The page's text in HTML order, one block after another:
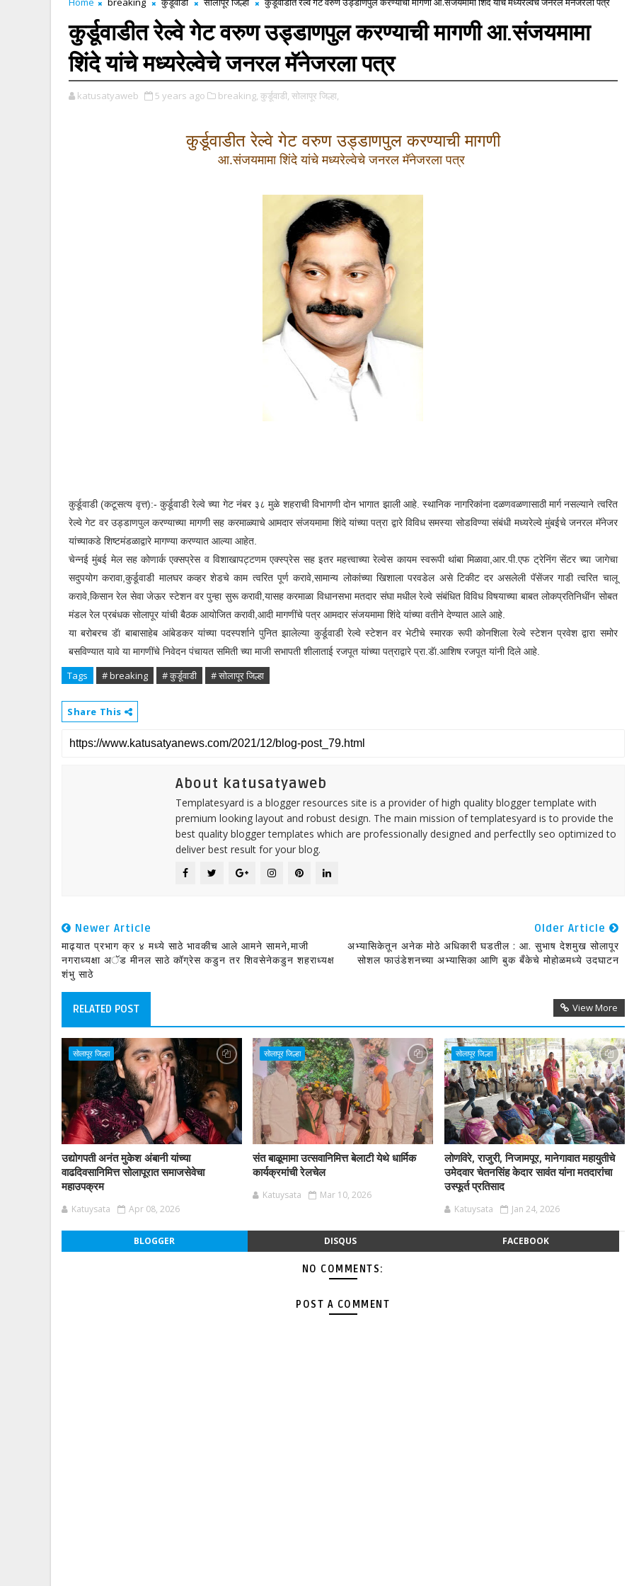
कुर्डूवाडीत रेल्वे गेट वरुण उड्डाणपुल करण्याची मागणी आ.संजयमामा
शिंदे यांचे मध्यरेल्वेचे जनरल मॅनेजरला पत्र
katusatyaweb 5 years ago breaking, कुर्डूवाडी, सोलापूर जिल्हा,
कुर्डूवाडीत रेल्वे गेट वरुणउड्डाणपुलकरण्याची मागणी
आ.संजयमामा शिंदे यांचे मध्यरेल्वेचे जनरल मॅनेजरला पत्र
कुर्डूवाडी (कटूसत्य वृत्त):- कुर्डूवाडीरेल्वे च्या गेट नंबर ३८ मुळे शहराची विभागणी दोन भागात झाली आहे. स्थानिक नागरिकांना दळणवळणासाठी मार्ग नसल्याने त्वरित
रेल्वे गेट वर उड्डाणपुल करण्याच्या मागणी सह करमाळ्याचे आमदार संजयमामा शिंदे यांच्यापत्रा द्वारेविविध समस्या सोडविण्या संबंधी मध्यरेल्वे मुंबईचे जनरल मॅनेजर
यांच्याकडे शिष्टमंडळाद्वारेमागण्या करण्यात आल्या आहेत.
चेन्नई मुंबई मेल सह कोणार्क एक्सप्रेस व विशाखापट्टणम एक्स्प्रेस सह इतर महत्त्वाच्या रेल्वेस कायम स्वरूपी थांबा मिळावा,आर.पी.एफ ट्रेनिंग सेंटर च्या जागेचा
सदुपयोग करावा,कुर्डूवाडी मालघर कव्हर शेडचे काम त्वरित पूर्ण करावे,सामान्य लोकांच्या खिशाला परवडेल असे टिकीट दर असलेली पॅसेंजर गाडी त्वरित चालू
करावे,किसान रेल सेवा जेऊर स्टेशन वर पुन्हा सुरू करावी,यासह करमाळा विधानसभा मतदार संघा मधील रेल्वे संबंधित विविध विषयाच्या बाबत लोकप्रतिनिधींन सोबत
मंडल रेल प्रबंधक सोलापूर यांची बैठक आयोजित करावी,आदी मागणींचे पत्र आमदार संजयमामा शिंदे यांच्या वतीने देण्यात आले आहे.
या बरोबरच डॅा बाबासाहेब आंबेडकर यांच्या पदस्पर्शाने पुनित झालेल्या कुर्डूवाडी रेल्वे स्टेशन वर भेटीचे स्मारक रूपी कोनशिला रेल्वे स्टेशन प्रवेश द्वारा समोर
बसविण्यात यावे या मागणींचे निवेदन पंचायत समिती च्या माजी सभापती शीलाताई रजपूत यांच्या पत्राद्वारे प्रा.डॅा.आशिष रजपूत यांनी दिले आहे.
Tags # breaking # कुर्डूवाडी # सोलापूर जिल्हा
Share This
About katusatyaweb
Templatesyard is a blogger resources site is a provider of high quality blogger template with
premium looking layout and robust design. The main mission of templatesyard is to provide the
best quality blogger templates which are professionally designed and perfectlly seo optimized to
deliver best result for your blog.
Newer Article
माढ्यात प्रभाग क्र ४ मध्ये साठे भावकीच आले आमने सामने,माजी
नगराध्यक्षा अॅड मीनल साठे कॉग्रेस कडुन तर शिवसेनेकडुन शहराध्यक्ष
शंभु साठे
Older Article
अभ्यासिकेतून अनेक मोठे अधिकारी घडतील : आ. सुभाष देशमुख सोलापूर
सोशल फाउंडेशनच्या अभ्यासिका आणि बुक बँकेचे मोहोळमध्ये उदघाटन
RELATED POST View More
सोलापूर जिल्हा
उद्योगपती अनंत मुकेश अंबानी यांच्या
वाढदिवसानिमित्त सोलापूरात समाजसेवेचा
महाउपक्रम
Katuysata Apr 08, 2026
सोलापूर जिल्हा
संत बाळूमामा उत्सवानिमित्त बेलाटी येथे धार्मिक
कार्यक्रमांची रेलचेल
Katuysata Mar 10, 2026
सोलापूर जिल्हा
लोणविरे, राजुरी, निजामपूर, मानेगावात महायुतीचे
उमेदवार चेतनसिंह केदार सावंत यांना मतदारांचा
उस्फूर्त प्रतिसाद
Katuysata Jan 24, 2026
BLOGGER DISQUS FACEBOOK
NO COMMENTS:
POST A COMMENT